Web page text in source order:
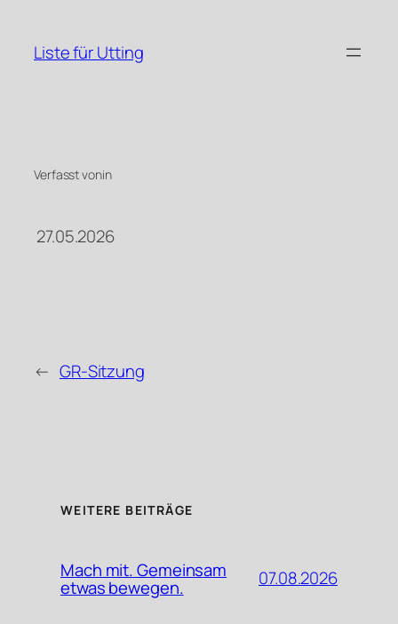
springen
Liste für Utting
Verfasst vonin
27.05.2026
← GR-Sitzung
WEITERE BEITRÄGE
Mach mit. Gemeinsam
etwas bewegen. 07.08.2026